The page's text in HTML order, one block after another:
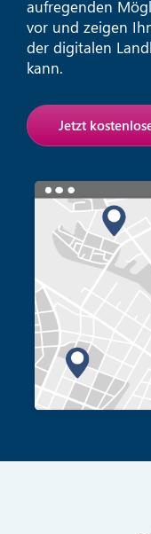
aufregenden
vor und zeigen
der digitalen
kann.
Jetzt